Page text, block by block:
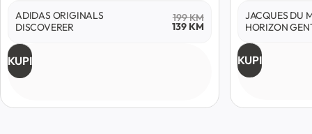
ADIDAS ORIGINALS
DISCOVERER
199KM
139 KM
KUPI
JACQUES DU
HORIZON
KUPI